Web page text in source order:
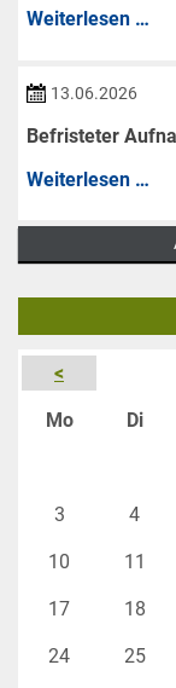
Weiterlesen …
bis
13.06.2026
Befristeter
Weiterlesen …
<
Montag Di
3 4
10 11
17 18
24 25